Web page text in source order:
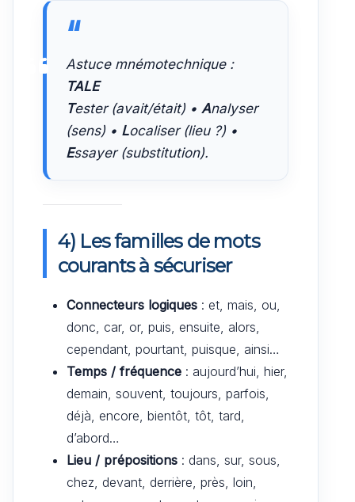
Astuce mnémotechnique :
TALE
Tester (avait/était) • Analyser
(sens) • Localiser (lieu ?) •
Essayer (substitution).
4) Les familles de mots
courants à sécuriser
Connecteurs logiques : et, mais, ou,
donc, car, or, puis, ensuite, alors,
cependant, pourtant, puisque, ainsi…
Temps / fréquence : aujourd’hui, hier,
demain, souvent, toujours, parfois,
déjà, encore, bientôt, tôt, tard,
d’abord…
Lieu / prépositions : dans, sur, sous,
chez, devant, derrière, près, loin,